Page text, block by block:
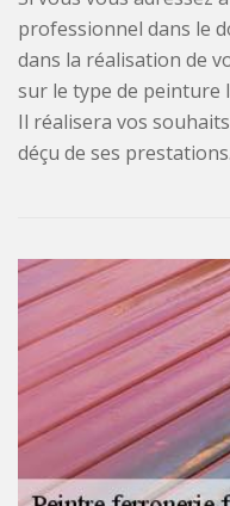
professionnel dans le
dans la réalisation de
sur le type de peinture
Il réalisera vos
déçu de ses prestations.